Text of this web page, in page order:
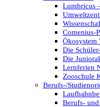
Lumbricus
Comenius-
Ökosystem
Die
Die
Lernferien
Zooschule
Berufs-/
Berufs-